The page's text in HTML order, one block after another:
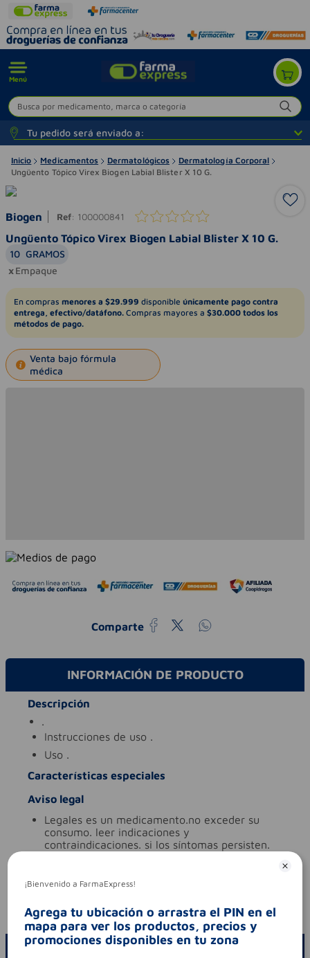
Menú
Busca por medicamento, marca o categoría
Tu pedido será enviado a:
Inicio Medicamentos Dermatológicos
Dermatología Corporal
Ungüento Tópico Virex Biogen Labial Blister X 10 G.
Biogen Ref: 100000841
Ungüento Tópico Virex Biogen Labial Blister X 10 G.
10 GRAMOS
Empaque
En compras menores a $29.999 disponible únicamente pago contra
entrega, efectivo/datáfono. Compras mayores a $30.000 todos los
métodos de pago.
Venta bajo fórmula
médica
Comparte
INFORMACIÓN DE PRODUCTO
Descripción
.
instrucciones de uso .
uso .
Características especiales
Aviso legal
legales es un medicamento.no exceder su
consumo. leer indicaciones y
contraindicaciones. si los síntomas persisten.
contraindicaciones
codigo invima 2022m-010017-r3
ESCRIBE UN COMENTARIO
¡Bienvenido a FarmaExpress!
Agrega tu ubicación o arrastra el PIN en el
mapa para ver los productos, precios y
promociones disponibles en tu zona